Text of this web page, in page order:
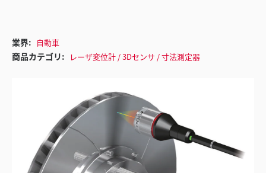
業界: 自動車
商品カテゴリ: レーザ変位計 / 3Dセンサ / 寸法測定器